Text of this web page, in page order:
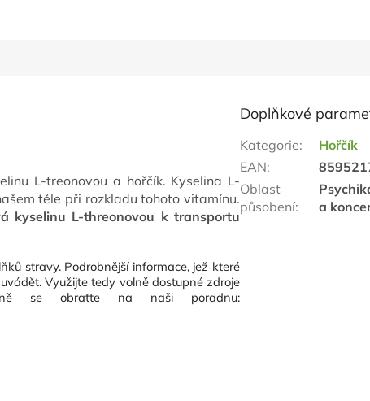
L-treonovou a hořčík. Kyselina L-
těle při rozkladu tohoto vitamínu.
kyselinu L-threonovou k transportu
stravy. Podrobnější informace, jež které
Využijte tedy volně dostupné zdroje
se obraťte na naši poradnu:
Doplňkové
Kategorie:
Hořčík
EAN:
Oblast
působení:
a